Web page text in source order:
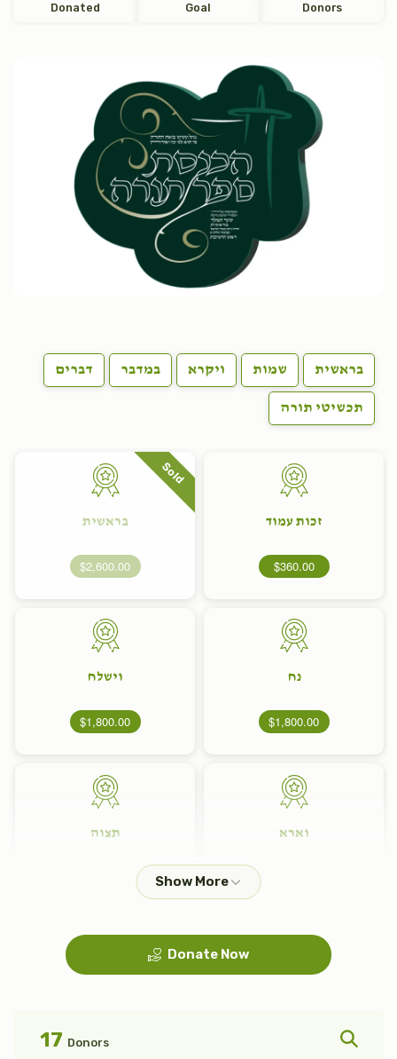
Donated Goal Donors
בראשית שמות ויקרא במדבר דברים
תכשיטי תורה
זכות עמוד
$360.00
Sold
בראשית
$2,600.00
נח
$1,800.00
וישלח
$1,800.00
וארא תצוה
Donate Now
17 Donors